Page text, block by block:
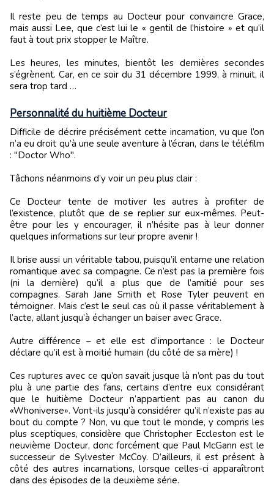
Il reste peu de temps au Docteur pour convaincre Grace,
mais aussi Lee, que c’est lui le « gentil de l’histoire » et qu’il
faut à tout prix stopper le Maître.
Les heures, les minutes, bientôt les dernières secondes
s’égrènent. Car, en ce soir du 31 décembre 1999, à minuit, il
sera trop tard …
Personnalité du huitième Docteur
Difficile de décrire précisément cette incarnation, vu que l’on
n’a eu droit qu’à une seule aventure à l’écran, dans le téléfilm
: "Doctor Who".
Tâchons néanmoins d’y voir un peu plus clair :
Ce Docteur tente de motiver les autres à profiter de
l’existence, plutôt que de se replier sur eux-mêmes. Peut-
être pour les y encourager, il n’hésite pas à leur donner
quelques informations sur leur propre avenir !
Il brise aussi un véritable tabou, puisqu’il entame une relation
romantique avec sa compagne. Ce n’est pas la première fois
(ni la dernière) qu’il a plus que de l’amitié pour ses
compagnes. Sarah Jane Smith et Rose Tyler peuvent en
témoigner. Mais c’est le seul cas où il passe véritablement à
l’acte, allant jusqu’à échanger un baiser avec Grace.
Autre différence – et elle est d’importance : le Docteur
déclare qu’il est à moitié humain (du côté de sa mère) !
Ces ruptures avec ce qu’on savait jusque là n’ont pas du tout
plu à une partie des fans, certains d’entre eux considérant
que le huitième Docteur n’appartient pas au canon du
«Whoniverse». Vont-ils jusqu’à considérer qu’il n’existe pas au
bout du compte ? Non, vu que tout le monde, y compris les
plus sceptiques, considère que Christopher Eccleston est le
neuvième Docteur, donc forcément que Paul McGann est le
successeur de Sylvester McCoy. D’ailleurs, il est présent à
côté des autres incarnations, lorsque celles-ci apparaîtront
dans des épisodes de la deuxième série.